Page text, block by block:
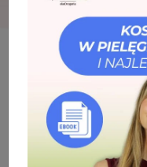
Kosmetyki z